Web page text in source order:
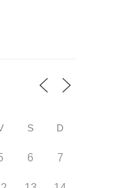
S D
6 7